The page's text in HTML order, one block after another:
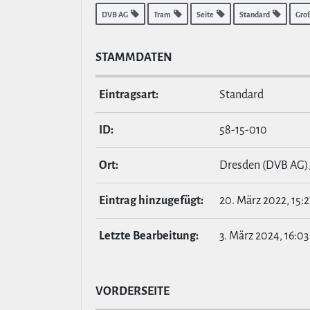
DVB AG Tram Seite Standard
STAMM­DATEN
Ein­tragsart: Standard
ID: 58-15-010
Ort: Dresden (DVB
Eintrag hin­zu­ge­fügt: 20. März 2022,
Letzte Bear­bei­tung: 3. März 2024, 16:03
VOR­DER­SEITE